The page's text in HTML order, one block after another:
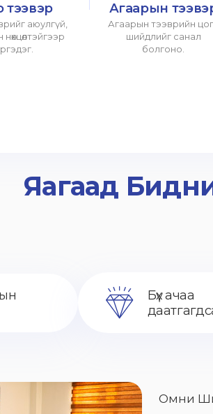
тээвэр
аюулгүй,
Агаарын
Агаарын тээврийн
шийдлийг санал
болгоно.
Яагаад
Бүх ачаа
Омни